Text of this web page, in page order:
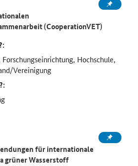
(CooperationVET)
Hochschule,
Vereinigung
für internationale
grüner Wasserstoff